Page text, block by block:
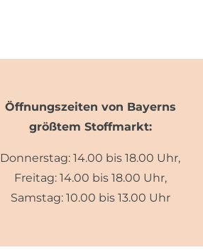
Öffnungszeiten von Bayerns
größtem Stoffmarkt:
Donnerstag: 14.00 bis 18.00 Uhr,
Freitag: 14.00 bis 18.00 Uhr,
Samstag: 10.00 bis 13.00 Uhr